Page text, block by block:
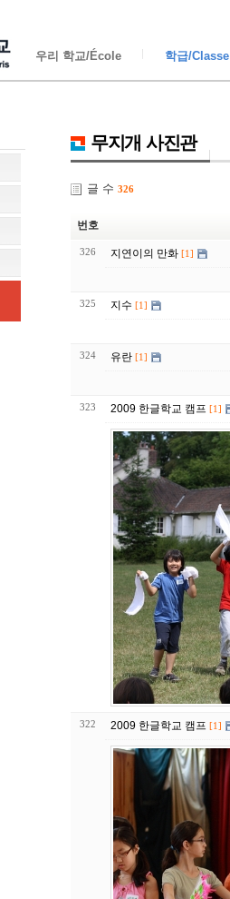
우리 학교/École 학급/Classe
무지개 사진관
글 수 326
번호
326 지연이의 만화 [1]
325 지수 [1]
324 유란 [1]
323 2009 한글학교 캠프 [1]
322 2009 한글학교 캠프 [1]